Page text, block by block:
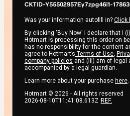
CKTID-Y55502957Ey7zpg46i1-
Was your information autofill in? Click
By clicking 'Buy Now' I declare that I
Hotmart is processing this order on
has no responsibility for the content
agree to Hotmart’s Terms of Use
company policies and (iii) am of legal
accompanied by a legal guardian.
Learn more about your purchase here
Hotmart © 2026 - All rights reserved
2026-08-10T11:41:08.613Z REF.